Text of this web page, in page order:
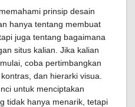
prinsip desain
hanya tentang membuat
juga tentang bagaimana
situs kalian. Jika kalian
coba pertimbangkan
dan hierarki visua.
untuk menciptakan
tidak hanya menarik, tetapi